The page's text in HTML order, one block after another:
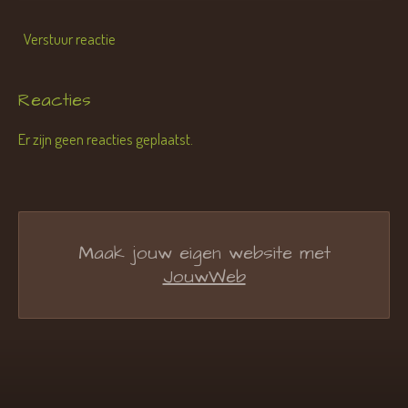
Verstuur reactie
Reacties
Er zijn geen reacties geplaatst.
Maak jouw eigen website met
JouwWeb